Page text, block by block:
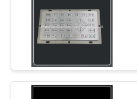
PRIVACY
POLICY